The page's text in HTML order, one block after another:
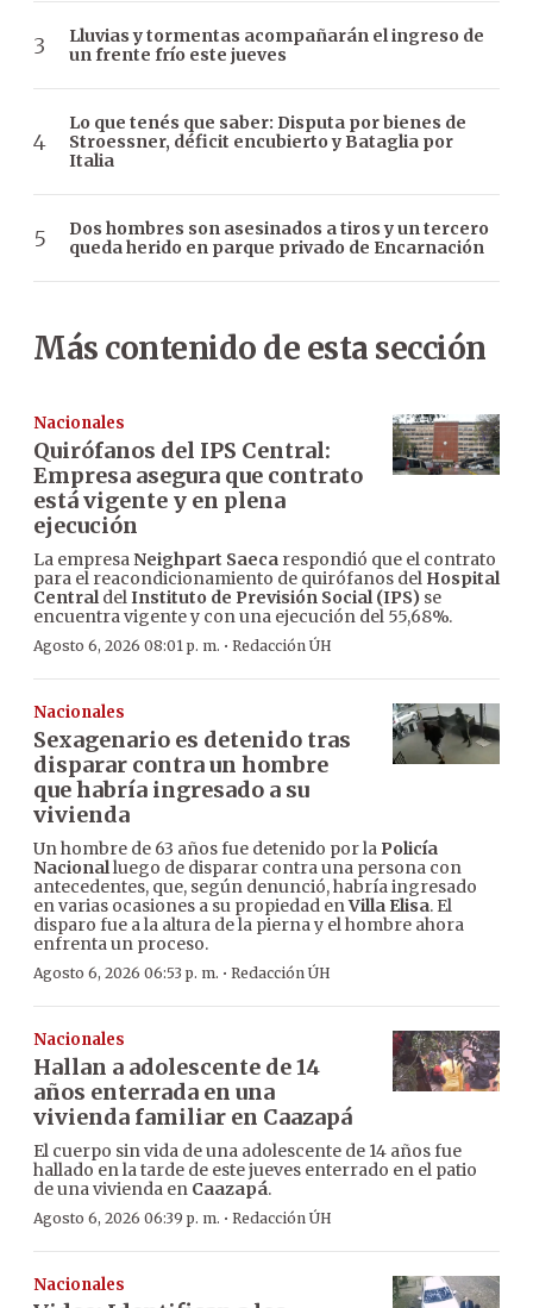
Lluvias y tormentas acompañarán el ingreso de
un frente frío este jueves
Lo que tenés que saber: Disputa por bienes de
Stroessner, déficit encubierto y Bataglia por
Italia
Dos hombres son asesinados a tiros y un tercero
queda herido en parque privado de Encarnación
Más contenido de esta sección
Nacionales
Quirófanos del IPS Central:
Empresa asegura que contrato
está vigente y en plena
ejecución
La empresaNeighpart Saeca respondió que el contrato
para el reacondicionamiento de quirófanos del Hospital
CentraldelInstituto de Previsión Social (IPS) se
encuentra vigente y con una ejecución del 55,68%.
Agosto 6, 2026 08:01 p. m. · Redacción ÚH
Nacionales
Sexagenario es detenido tras
disparar contra un hombre
que habría ingresado a su
vivienda
Un hombre de 63 años fue detenido por la Policía
Nacionalluego de disparar contra una persona con
antecedentes, que, según denunció, habría ingresado
en varias ocasiones a su propiedad enVilla Elisa. El
disparo fue a la altura de la pierna y el hombre ahora
enfrenta un proceso.
Agosto 6, 2026 06:53 p. m. · Redacción ÚH
Nacionales
Hallan a adolescente de 14
años enterrada en una
vivienda familiar en Caazapá
El cuerpo sin vida de una adolescente de 14 años fue
hallado en la tarde de este jueves enterrado en el patio
de una vivienda en Caazapá.
Agosto 6, 2026 06:39 p. m. · Redacción ÚH
Nacionales